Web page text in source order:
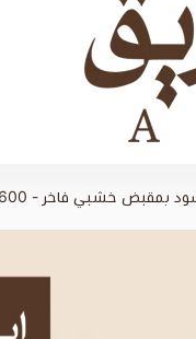
بمقبض خشبي فاخر - 600 مل